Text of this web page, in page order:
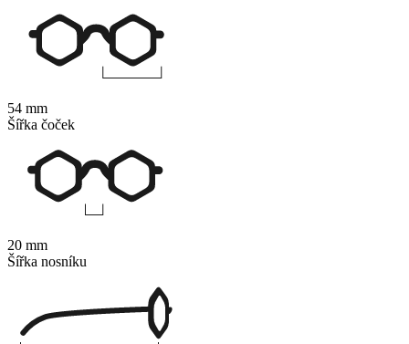
54 mm
Šířka čoček
20 mm
Šířka nosníku